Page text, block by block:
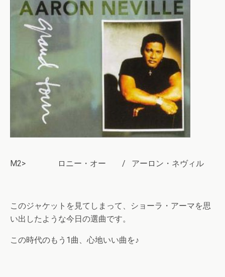
M2> ロニー・オー / アーロン・ネヴィル
このジャケットを見てしまって、ショーラ・アーマを思
い出したような今日の選曲です。
この時代のもう1曲、心地いい曲を♪